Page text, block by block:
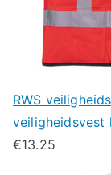
RWS
veiligheidsvest
€13.25